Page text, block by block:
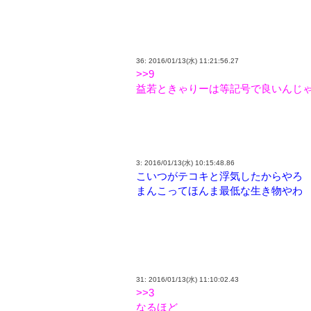
36: 2016/01/13(水) 11:21:56.27
>>9
益若ときゃりーは等記号で良いんじ
3: 2016/01/13(水) 10:15:48.86
こいつがテコキと浮気したからやろ
まんこってほんま最低な生き物やわ
31: 2016/01/13(水) 11:10:02.43
>>3
なるほど